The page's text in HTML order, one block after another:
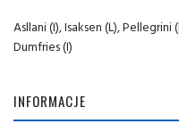
Asllani (I), Isaksen (L),
Dumfries (I)
INFORMACJE